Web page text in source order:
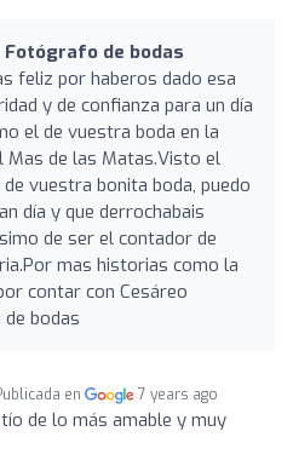
Fotógrafo de bodas
feliz por haberos dado esa
y de confianza para un día
el de vuestra boda en la
Mas de las Matas.Visto el
vuestra bonita boda, puedo
día y que derrochabais
de ser el contador de
mas historias como la
contar con Cesáreo
bodas
en 7 years ago
de lo más amable y muy